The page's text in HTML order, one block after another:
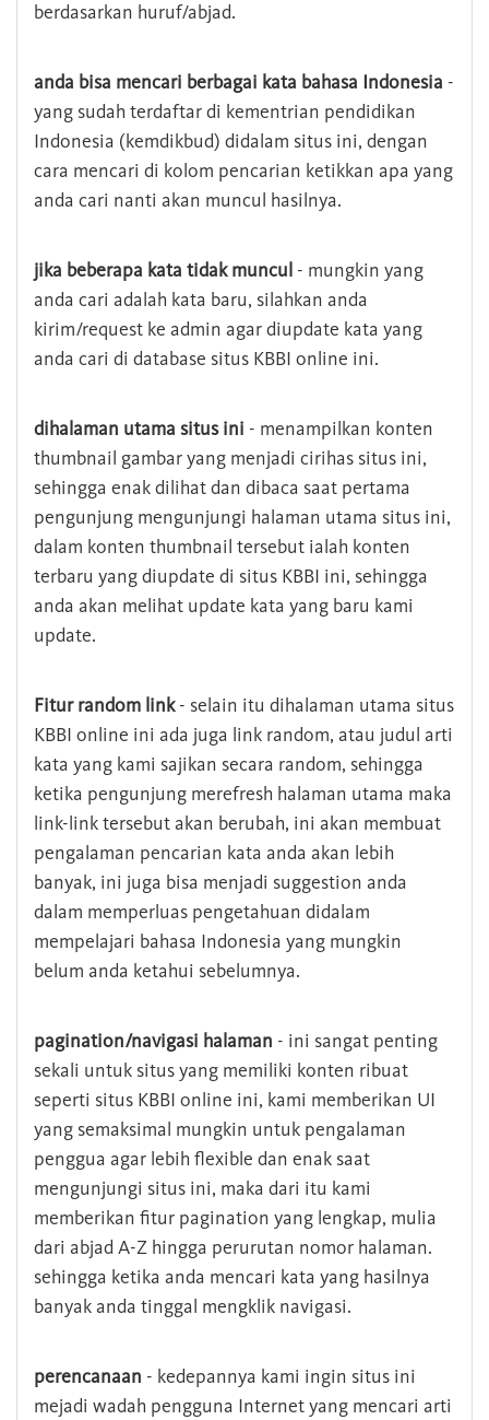
berdasarkan huruf/abjad.
anda bisa mencari berbagai kata bahasa Indonesia -
yang sudah terdaftar di kementrian pendidikan
Indonesia (kemdikbud) didalam situs ini, dengan
cara mencari di kolom pencarian ketikkan apa yang
anda cari nanti akan muncul hasilnya.
jika beberapa kata tidak muncul - mungkin yang
anda cari adalah kata baru, silahkan anda
kirim/request ke admin agar diupdate kata yang
anda cari di database situs KBBI online ini.
dihalaman utama situs ini - menampilkan konten
thumbnail gambar yang menjadi cirihas situs ini,
sehingga enak dilihat dan dibaca saat pertama
pengunjung mengunjungi halaman utama situs ini,
dalam konten thumbnail tersebut ialah konten
terbaru yang diupdate di situs KBBI ini, sehingga
anda akan melihat update kata yang baru kami
update.
Fitur random link- selain itu dihalaman utama situs
KBBI online ini ada juga link random, atau judul arti
kata yang kami sajikan secara random, sehingga
ketika pengunjung merefresh halaman utama maka
link-link tersebut akan berubah, ini akan membuat
pengalaman pencarian kata anda akan lebih
banyak, ini juga bisa menjadi suggestion anda
dalam memperluas pengetahuan didalam
mempelajari bahasa Indonesia yang mungkin
belum anda ketahui sebelumnya.
pagination/navigasi halaman - ini sangat penting
sekali untuk situs yang memiliki konten ribuat
seperti situs KBBI online ini, kami memberikan UI
yang semaksimal mungkin untuk pengalaman
penggua agar lebih flexible dan enak saat
mengunjungi situs ini, maka dari itu kami
memberikan fitur pagination yang lengkap, mulia
dari abjad A-Z hingga perurutan nomor halaman.
sehingga ketika anda mencari kata yang hasilnya
banyak anda tinggal mengklik navigasi.
perencanaan - kedepannya kami ingin situs ini
mejadi wadah pengguna Internet yang mencari arti